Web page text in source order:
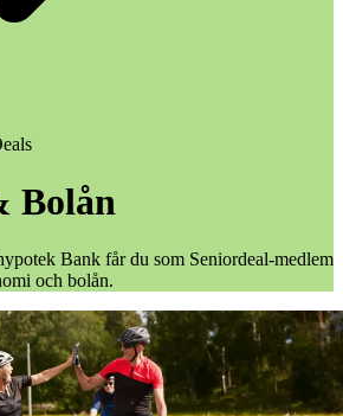
Bolån
Bank får du som Seniordeal-medlem
och bolån.